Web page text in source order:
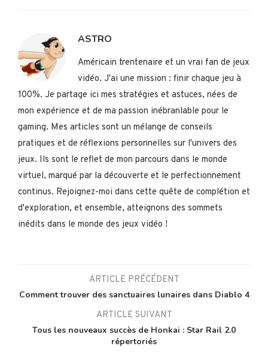
ASTRO
Américain trentenaire et un vrai fan de jeux
vidéo. J'ai une mission : finir chaque jeu à
100%. Je partage ici mes stratégies et astuces, nées de
mon expérience et de ma passion inébranlable pour le
gaming. Mes articles sont un mélange de conseils
pratiques et de réflexions personnelles sur l'univers des
jeux. Ils sont le reflet de mon parcours dans le monde
virtuel, marqué par la découverte et le perfectionnement
continus. Rejoignez-moi dans cette quête de complétion et
d'exploration, et ensemble, atteignons des sommets
inédits dans le monde des jeux vidéo !
ARTICLE PRÉCÉDENT
Comment trouver des sanctuaires lunaires dans Diablo 4
ARTICLE SUIVANT
Tous les nouveaux succès de Honkai : Star Rail 2.0
répertoriés